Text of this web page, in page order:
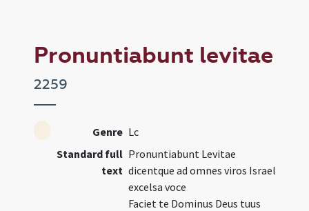
Pronuntiabunt levitae
2259
Genre Lc
Standard full
text
Pronuntiabunt Levitae
dicentque ad omnes viros Israel
excelsa voce
Faciet te Dominus Deus tuus